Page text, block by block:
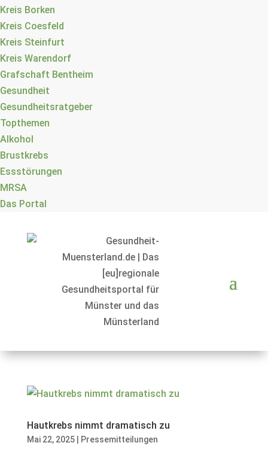
Kreis Borken
Kreis Coesfeld
Kreis Steinfurt
Kreis Warendorf
Grafschaft Bentheim
Gesundheit
Gesundheitsratgeber
Topthemen
Alkohol
Brustkrebs
Essstörungen
MRSA
Das Portal
Hautkrebs nimmt dramatisch zu
Mai 22, 2025| Pressemitteilungen